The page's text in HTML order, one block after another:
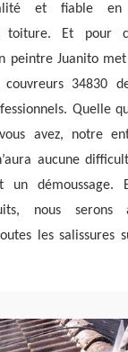
et fiable en
toiture. Et pour
peintre Juanito
34830
Quelle
avez, notre
aucune
un démoussage.
nous serons
les salissures